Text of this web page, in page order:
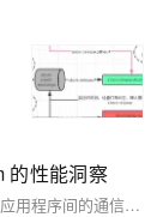
的性能洞察
RabbitMQ 是一个功能强大的消息代理，用于分布式应用程序间的通信。它通过队列临时存储消息，支持异步通信和解耦。经典队列适合高吞吐量和低延迟场景，而仲裁队列则提供高可用性和容错能力，适用于关键任务系统。选择哪种队列取决于性能、持久性和容错性的需求。